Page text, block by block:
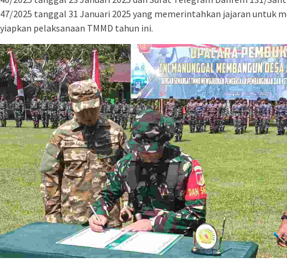
2025 tanggal 31 Januari 2025 yang memerintahkan jajaran untuk
pelaksanaan TMMD tahun ini.